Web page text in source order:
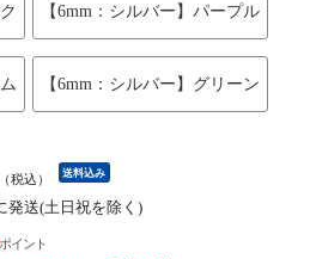
【6mm：シルバー】パープル
【6mm：シルバー】グリーン
（税込） 送料込み
発送(土日祝を除く)